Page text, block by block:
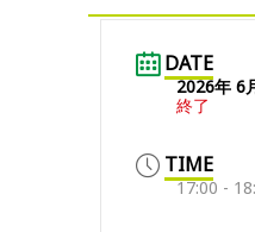
DATE
2026年 6
終了
TIME
17:00 -